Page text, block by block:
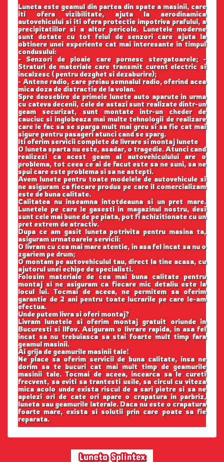
Luneta este geamul din partea din spate a masinii, care
iti ofera vizibilitate, ajuta la aerodinamica
autovehicului si iti ofera protectie impotriva prafului, a
precipitatiilor si a altor pericole. Lunetele moderne
sunt dotate cu tot felul de senzori care ajuta la
obtinere unei experiente cat mai interesante in timpul
condusului:
- Senzori de ploaie care pornesc stergatoarele; -
Straturi de materiale care transmit curent electric si
incalzesc ( pentru dezghet si dezaburire);
- Antene radio, care preiau semnalul radio, oferind acea
mica doza de distractie de la volan.
Spre deosebire de primele lunete auto aparute in urma
cu cateva decenii, cele de astazi sunt realizate dintr-un
geam securizat, sunt montate intr-un cheder de
cauciuc si inglobeaza mai multe tehnologii de realizare
care le fac sa se sparga mult mai greu si sa fie cat mai
sigure pentru pasageri atunci cand se sparg.
Iti oferim servicii complete de livrare si montaj lunete
O luneta sparta nu este, asadar, o tragedie. Atunci cand
realizezi ca acest geam al autovehiculului are o
problema, tot ceea ce ai de facut este sa ne suni, sa ne
spui care este problema si sa ne astepti.
Avem lunete pentru toate modelele de autovehicule si
ne asiguram ca fiecare produs pe care il comercializam
este de buna calitate.
Calitatea nu inseamna intotdeauna si un pret mare.
Lunetele pe care le gasesti in magazinul nostru, desi
sunt cele mai bune de pe piata, pot fi achizitionate cu un
pret extrem de atractiv.
Dupa ce am gasit luneta potrivita pentru masina ta,
asiguram urmatoarele servicii:
O livram cu cea mai mare atentie, in asa fel incat sa nu o
zgariem pe drum;
O montam pe autovehiculul tau, direct la tine acasa, cu
ajutorul unei echipe de specialisti.
Folosim materiale de cea mai buna calitate pentru
montaj si ne asiguram ca fiecare mic detaliu este la
locul lui. Tocmai de aceea, ne permitem sa oferim
garantie de 2 ani pentru toate lucrarile pe care le-am
efectua.
Unde putem livra si oferi montaj?
Livram lunetele si oferim montaj gratuit oriunde in
Bucuresti si Ilfov. Asiguram o livrare rapida, in asa fel
incat sa nu trebuiasca sa stai foarte mult timp fara
geamul masinii.
Ai grija de geamurile masinii tale!
Ne place sa oferim servicii de buna calitate, insa ne
dorim sa te bucuri cat mai mult timp de geamurile
masinii tale. Tocmai de aceea, incearca sa le cureti
frecvent, sa eviti sa trantesti usile, sa circul cu viteza
mica acolo unde exista riscul de a sari pietre si sa ne
apelezi ori de cate ori apare o crapatura in parbriz,
luneta sau geamurile laterale. Daca nu este o crapatura
foarte mare, exista si solutii prin care poate sa fie
reparata.